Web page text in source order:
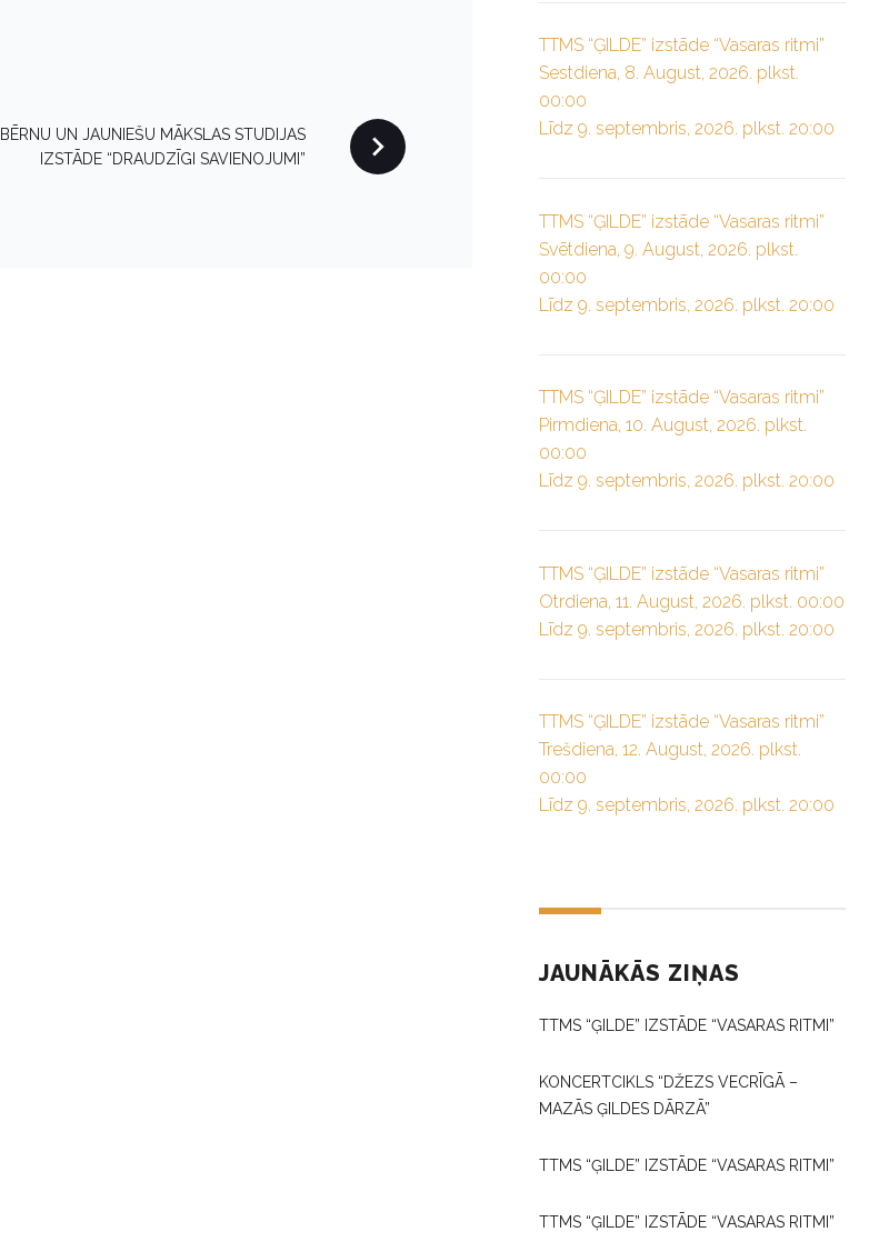
BĒRNU UN JAUNIEŠU MĀKSLAS STUDIJAS
IZSTĀDE “DRAUDZĪGI SAVIENOJUMI”
TTMS “ĢILDE” izstāde “Vasaras ritmi”
Sestdiena, 8. August, 2026. plkst.
00:00
Līdz 9. septembris, 2026. plkst. 20:00
TTMS “ĢILDE” izstāde “Vasaras ritmi”
Svētdiena, 9. August, 2026. plkst.
00:00
Līdz 9. septembris, 2026. plkst. 20:00
TTMS “ĢILDE” izstāde “Vasaras ritmi”
Pirmdiena, 10. August, 2026. plkst.
00:00
Līdz 9. septembris, 2026. plkst. 20:00
TTMS “ĢILDE” izstāde “Vasaras ritmi”
Otrdiena, 11. August, 2026. plkst. 00:00
Līdz 9. septembris, 2026. plkst. 20:00
TTMS “ĢILDE” izstāde “Vasaras ritmi”
Trešdiena, 12. August, 2026. plkst.
00:00
Līdz 9. septembris, 2026. plkst. 20:00
JAUNĀKĀS ZIŅAS
TTMS “ĢILDE” IZSTĀDE “VASARAS RITMI”
KONCERTCIKLS “DŽEZS VECRĪGĀ –
MAZĀS ĢILDES DĀRZĀ”
TTMS “ĢILDE” IZSTĀDE “VASARAS RITMI”
TTMS “ĢILDE” IZSTĀDE “VASARAS RITMI”